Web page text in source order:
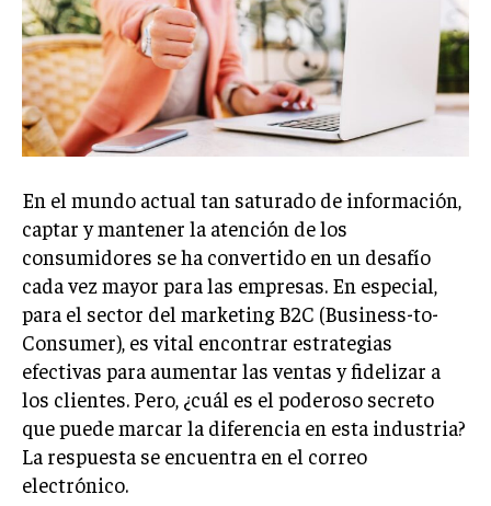
Your Profile
NEWS LIFESTYLE PUBLIC OPINION
LIFESTYLE
MARKETING
ESTRATEGIAS DE MARKETING
En el mundo actual tan saturado de información,
captar y mantener la atención de los
consumidores se ha convertido en un desafío
cada vez mayor para las empresas. En especial,
para el sector del marketing B2C (Business-to-
Consumer), es vital encontrar estrategias
efectivas para aumentar las ventas y fidelizar a
los clientes. Pero, ¿cuál es el poderoso secreto
que puede marcar la diferencia en esta industria?
La respuesta se encuentra en el correo
electrónico.